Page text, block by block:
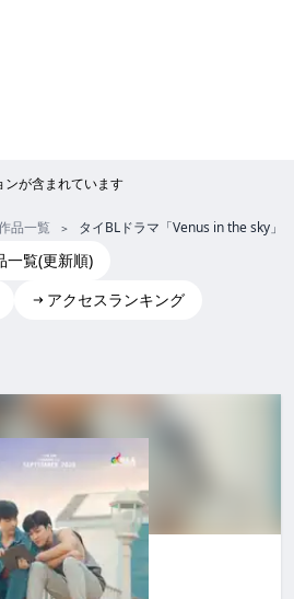
が含まれています
品一覧 タイBLドラマ「Venus in the sky」
一覧(更新順)
アクセスランキング
in the sky Venusinthesky Venus